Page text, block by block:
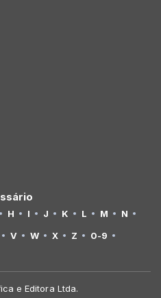
H I J K L M
N
V W X Z 0-9
e Editora Ltda.